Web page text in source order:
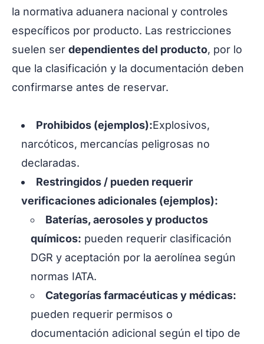
la normativa aduanera nacional y controles
específicos por producto. Las restricciones
suelen ser dependientes del producto, por lo
que la clasificación y la documentación deben
confirmarse antes de reservar.
Prohibidos (ejemplos):Explosivos,
narcóticos, mercancías peligrosas no
declaradas.
Restringidos / pueden requerir
verificaciones adicionales (ejemplos):
Baterías, aerosoles y productos
químicos: pueden requerir clasificación
DGR y aceptación por la aerolínea según
normas IATA.
Categorías farmacéuticas y médicas:
pueden requerir permisos o
documentación adicional según el tipo de